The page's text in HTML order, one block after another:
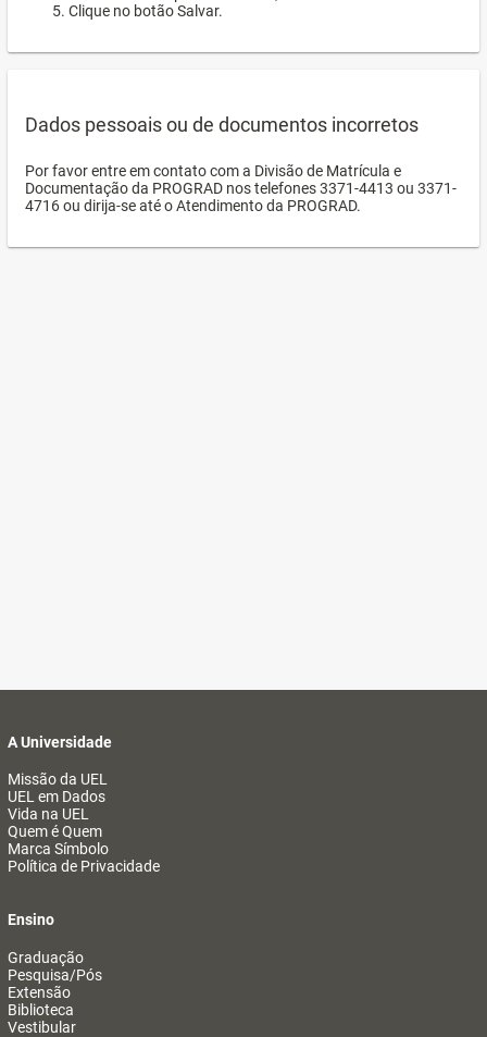
Clique no botão Salvar.
Dados pessoais ou de documentos incorretos
Por favor entre em contato com a Divisão de Matrícula e
Documentação da PROGRAD nos telefones 3371-4413 ou 3371-
4716 ou dirija-se até o Atendimento da PROGRAD.
A Universidade
Missão da UEL
UEL em Dados
Vida na UEL
Quem é Quem
Marca Símbolo
Política de Privacidade
Ensino
Graduação
Pesquisa/Pós
Extensão
Biblioteca
Vestibular